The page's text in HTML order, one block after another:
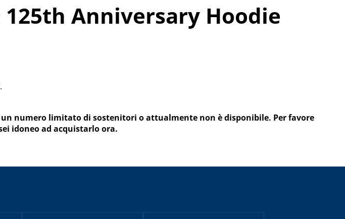
Anniversary Hoodie
numero limitato di sostenitori o attualmente non è disponibile. Per favore
idoneo ad acquistarlo ora.